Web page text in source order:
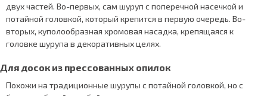
двух частей. Во-первых, сам шуруп с поперечной насечкой и
потайной головкой, который крепится в первую очередь. Во-
вторых, куполообразная хромовая насадка, крепящаяся к
головке шурупа в декоративных целях.
Для досок из прессованных опилок
Похожи на традиционные шурупы с потайной головкой, но с